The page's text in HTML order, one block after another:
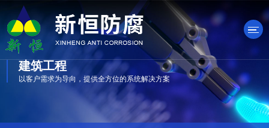
产品中心
建筑工程
以客户需求为导向，提供全方位的系统解决方案